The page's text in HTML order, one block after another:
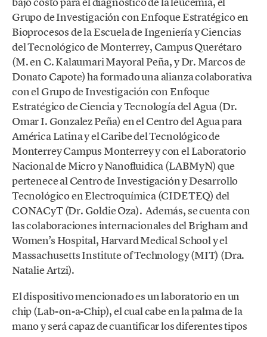
Grupo de Investigación con Enfoque Estratégico en
Bioprocesos de la Escuela de Ingeniería y Ciencias
del Tecnológico de Monterrey, Campus Querétaro
(M. en C. Kalaumari Mayoral Peña, y Dr. Marcos de
Donato Capote) ha formado una alianza colaborativa
con el Grupo de Investigación con Enfoque
Estratégico de Ciencia y Tecnología del Agua (Dr.
Omar I. Gonzalez Peña) en el Centro del Agua para
América Latina y el Caribe del Tecnológico de
Monterrey Campus Monterrey y con el Laboratorio
Nacional de Micro y Nanofluidica (LABMyN) que
pertenece al Centro de Investigación y Desarrollo
Tecnológico en Electroquímica (CIDETEQ) del
CONACyT (Dr. Goldie Oza). Además, se cuenta con
las colaboraciones internacionales del Brigham and
Women’s Hospital, Harvard Medical School y el
Massachusetts Institute of Technology (MIT) (Dra.
Natalie Artzi).
El dispositivo mencionado es un laboratorio en un
chip (Lab-on-a-Chip), el cual cabe en la palma de la
mano y será capaz de cuantificar los diferentes tipos